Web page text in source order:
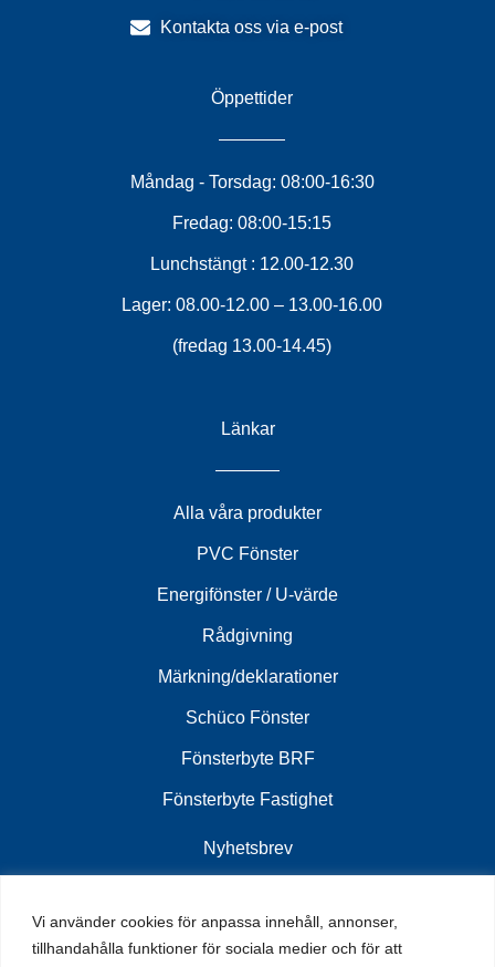
Vi använder cookies för anpassa innehåll, annonser,
tillhandahålla funktioner för sociala medier och för att
Kontakta oss via e-post
Öppettider
Måndag - Torsdag: 08:00-16:30
Fredag: 08:00-15:15
Lunchstängt : 12.00-12.30
Lager: 08.00-12.00 – 13.00-16.00
(fredag 13.00-14.45)
Länkar
Alla våra produkter
PVC Fönster
Energifönster / U-värde
Rådgivning
Märkning/deklarationer
Schüco Fönster
Fönsterbyte BRF
Fönsterbyte Fastighet
Nyhetsbrev
Ta del av senaste nytt vi har att erbjuda tillsammans
med olika kampanjer, mässor och andra aktiviteter